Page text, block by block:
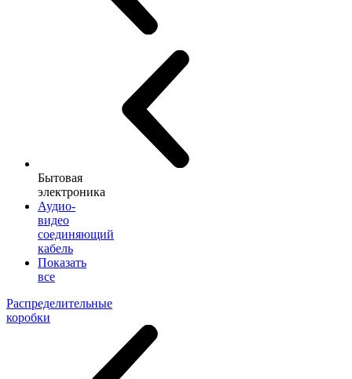
Бытовая
электроника
Аудио-
видео
соединяющий
кабель
Показать
все
Распределительные
коробки